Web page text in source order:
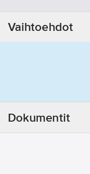
Sisältää kantolaukun,
Tuotenumero
Vaihtoehdot
Dokumentit